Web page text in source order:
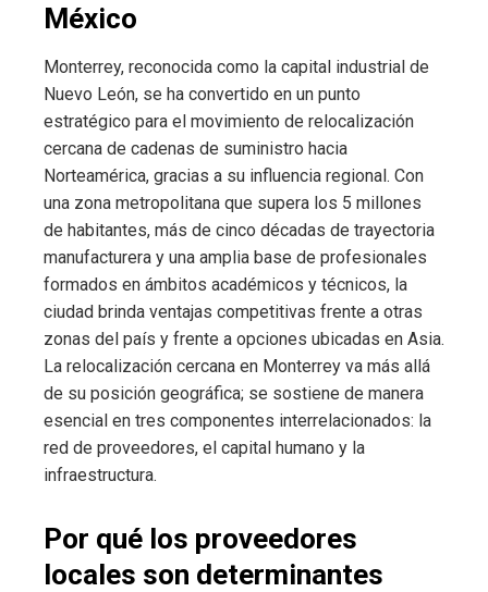
México
Monterrey, reconocida como la capital industrial de
Nuevo León, se ha convertido en un punto
estratégico para el movimiento de relocalización
cercana de cadenas de suministro hacia
Norteamérica, gracias a su influencia regional. Con
una zona metropolitana que supera los 5 millones
de habitantes, más de cinco décadas de trayectoria
manufacturera y una amplia base de profesionales
formados en ámbitos académicos y técnicos, la
ciudad brinda ventajas competitivas frente a otras
zonas del país y frente a opciones ubicadas en Asia.
La relocalización cercana en Monterrey va más allá
de su posición geográfica; se sostiene de manera
esencial en tres componentes interrelacionados: la
red de proveedores, el capital humano y la
infraestructura.
Por qué los proveedores
locales son determinantes